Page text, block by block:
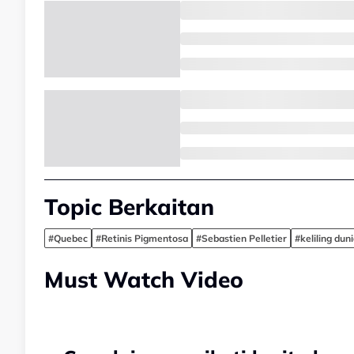
Topic Berkaitan
#Quebec #Retinis Pigmentosa #Sebastien Pelletier #keliling
Must Watch Video